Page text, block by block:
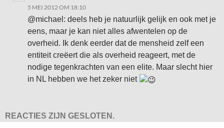
5 MEI 2012 OM 18:10
@michael: deels heb je natuurlijk gelijk en ook met je
eens, maar je kan niet alles afwentelen op de
overheid. Ik denk eerder dat de mensheid zelf een
entiteit creëert die als overheid reageert, met de
nodige tegenkrachten van een elite. Maar slecht hier
in NL hebben we het zeker niet
REACTIES ZIJN GESLOTEN.